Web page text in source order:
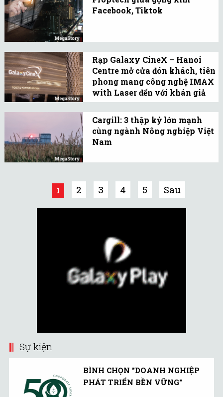
thương hiệu đã gắn liền
với ký ức và văn hóa
Facebook, Tiktok
động sản thật.
Rạp Galaxy CineX – Hanoi
Centre mở cửa đón khách, tiên
phong mang công nghệ IMAX
with Laser đến với khán giả
Hà ...
cao cấp bậc nhất thủ đô,
Galaxy CineX Hanoi
Centre còn tiên phong
mang đến nhiều công
là IMAX with Laser...
Cargill: 3 thập kỷ lớn mạnh
cùng ngành Nông nghiệp Việt
Nam
của niềm tin, kiên định,
đổi mới và sẻ chia của
Cargill Việt Nam.
1 2 3 4 5 Sau
Sự kiện
BÌNH CHỌN "DOANH NGHIỆP
PHÁT TRIỂN BỀN VỮNG"